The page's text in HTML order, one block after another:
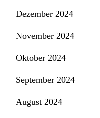
Dezember 2024
November 2024
Oktober 2024
September 2024
August 2024